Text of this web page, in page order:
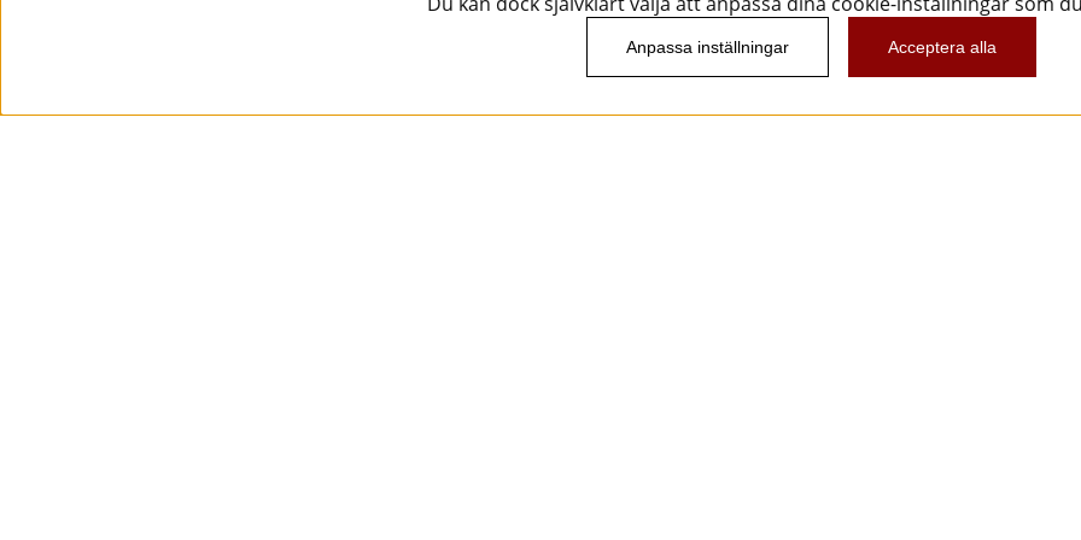
Anpassa inställningar Acceptera alla